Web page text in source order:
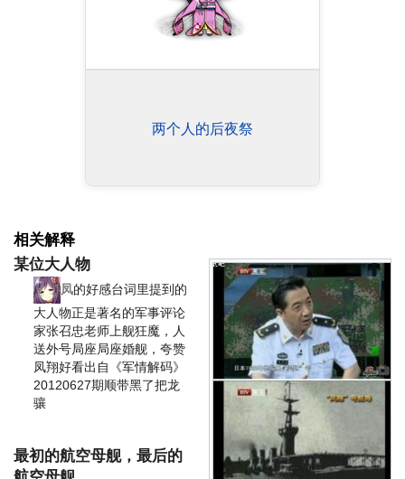
两个人的后夜祭
相关解释
某位大人物
凤的好感台词里提到的
大人物正是著名的军事评论
家张召忠老师 上舰狂魔 ，人
送外号局座局座婚舰 ，夸赞
凤翔好看出自《军情解码》
20120627期顺带黑了把龙
骧
最初的航空母舰，最后的